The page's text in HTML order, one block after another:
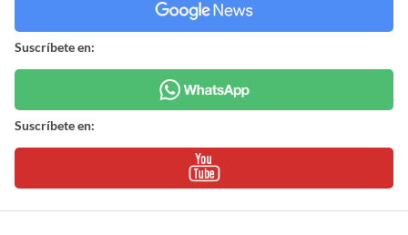
Suscríbete en:
Suscríbete en: